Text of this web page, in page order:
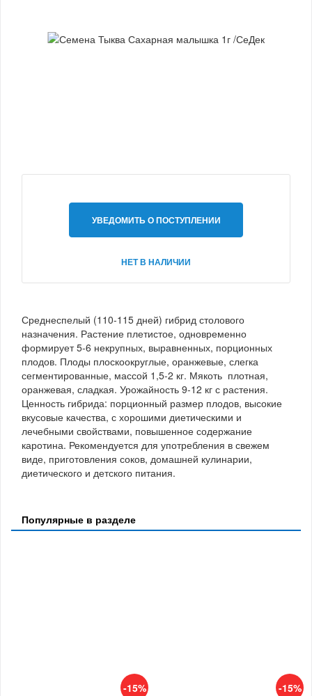
УВЕДОМИТЬ О ПОСТУПЛЕНИИ
НЕТ В НАЛИЧИИ
Среднеспелый (110-115 дней) гибрид столового
назначения. Растение плетистое, одновременно
формирует 5-6 некрупных, выравненных, порционных
плодов. Плоды плоскоокруглые, оранжевые, слегка
сегментированные, массой 1,5-2 кг. Мякоть плотная,
оранжевая, сладкая. Урожайность 9-12 кг с растения.
Ценность гибрида: порционный размер плодов, высокие
вкусовые качества, с хорошими диетическими и
лечебными свойствами, повышенное содержание
каротина. Рекомендуется для употребления в свежем
виде, приготовления соков, домашней кулинарии,
диетического и детского питания.
Популярные в разделе
-15% -15%